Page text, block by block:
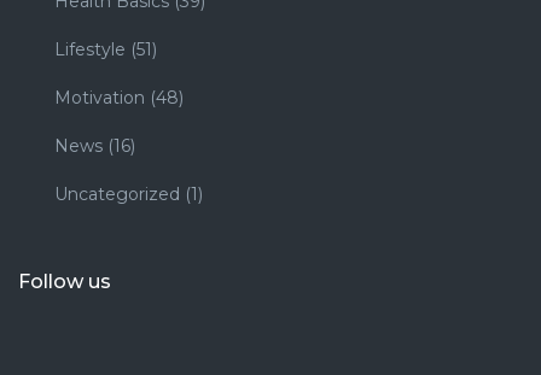
Lifestyle (51)
Motivation (48)
News (16)
Uncategorized (1)
Follow us